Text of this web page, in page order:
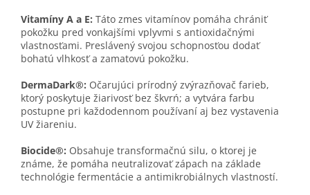
Vitamíny A a E: Táto zmes vitamínov pomáha chrániť
pokožku pred vonkajšími vplyvmi s antioxidačnými
vlastnosťami. Preslávený svojou schopnosťou dodať
bohatú vlhkosť a zamatovú pokožku.
DermaDark®: Očarujúci prírodný zvýrazňovač farieb,
ktorý poskytuje žiarivosť bez škvrń; a vytvára farbu
postupne pri každodennom používaní aj bez vystavenia
UV žiareniu.
Biocide®: Obsahuje transformačnú silu, o ktorej je
známe, že pomáha neutralizovať zápach na základe
technológie fermentácie a antimikrobiálnych vlastností.